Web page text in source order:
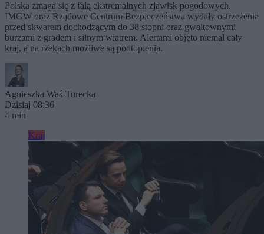
Polska zmaga się z falą ekstremalnych zjawisk pogodowych.
IMGW oraz Rządowe Centrum Bezpieczeństwa wydały ostrzeżenia
przed skwarem dochodzącym do 38 stopni oraz gwałtownymi
burzami z gradem i silnym wiatrem. Alertami objęto niemal cały
kraj, a na rzekach możliwe są podtopienia.
Agnieszka Waś-Turecka
Dzisiaj 08:36
4 min
Kraj